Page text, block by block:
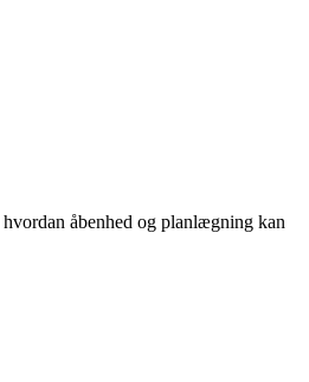
åbenhed og planlægning kan